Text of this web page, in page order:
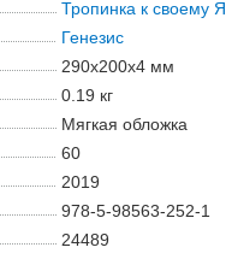
Тропинка к своему Я
Генезис
290x200x4 мм
0.19 кг
Мягкая обложка
60
2019
978-5-98563-252-1
24489